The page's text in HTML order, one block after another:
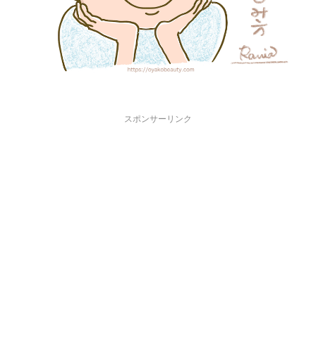
スポンサーリンク